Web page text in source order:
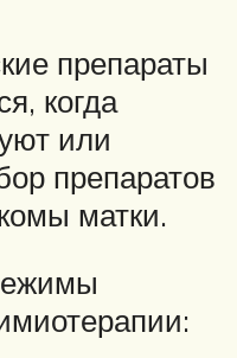
препараты
когда
или
препаратов
матки.